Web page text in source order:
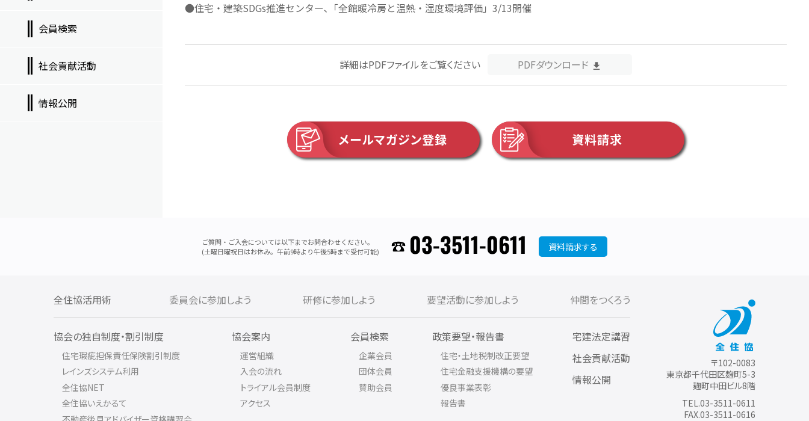
●住宅・建築SDGs推進センター､「全館暖冷房と温熱・湿度環境評価」3/13開催
詳細はPDFファイルをご覧ください PDFダウンロード
メールマガジン登録 資料請求
会員検索
社会貢献活動
情報公開
ご質問・ご入会については以下までお問合わせください。
(土曜日曜祝日はお休み。午前9時より午後5時まで受付可能)
03-3511-0611 資料請求する
全住協活用術 委員会に参加しよう 研修に参加しよう 要望活動に参加しよう 仲間をつくろう
協会の独自制度・割引制度
住宅瑕疵担保責任保険割引制度
レインズシステム利用
全住協NET
全住協いえかるて
協会案内
運営組織
入会の流れ
トライアル会員制度
アクセス
会員検索
企業会員
団体会員
賛助会員
政策要望・報告書
住宅・土地税制改正要望
住宅金融支援機構の要望
優良事業表彰
報告書
宅建法定講習
社会貢献活動
情報公開
〒102-0083
東京都千代田区麹町5-3
麹町中田ビル8階
TEL.03-3511-0611
FAX.03-3511-0616